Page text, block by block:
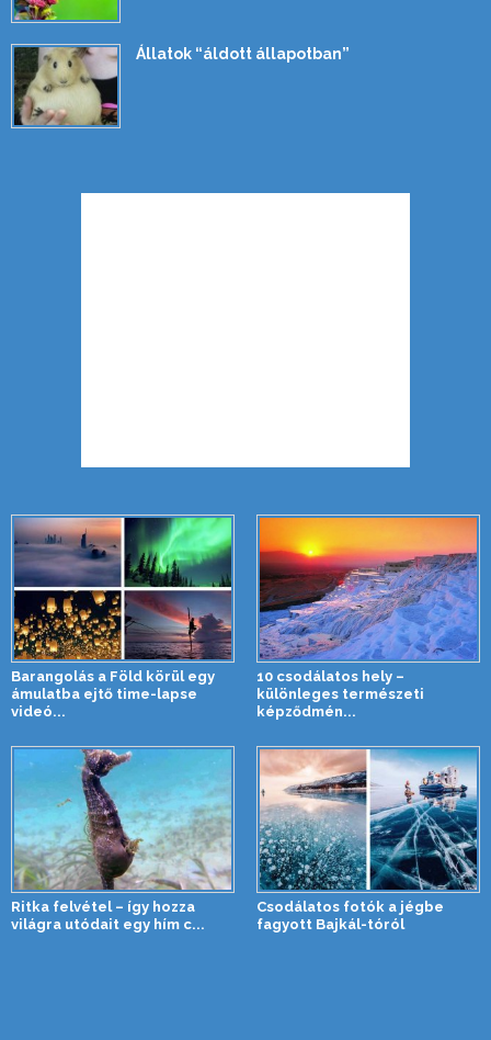
Állatok “áldott állapotban”
Barangolás a Föld körül egy
ámulatba ejtő time-lapse
videó...
10 csodálatos hely –
különleges természeti
képződmén...
Ritka felvétel – így hozza
világra utódait egy hím c...
Csodálatos fotók a jégbe
fagyott Bajkál-tóról